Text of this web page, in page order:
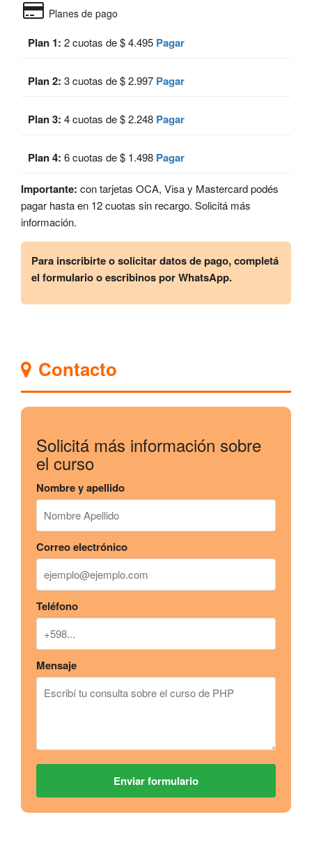
Planes de pago
Plan 1: 2 cuotas de $ 4.495 Pagar
Plan 2: 3 cuotas de $ 2.997 Pagar
Plan 3: 4 cuotas de $ 2.248 Pagar
Plan 4: 6 cuotas de $ 1.498 Pagar
Importante: con tarjetas OCA, Visa y Mastercard podés
pagar hasta en 12 cuotas sin recargo. Solicitá más
información.
Para inscribirte o solicitar datos de pago, completá
el formulario o escribinos por WhatsApp.
Contacto
Solicitá más información sobre
el curso
Nombre y apellido
Correo electrónico
Teléfono
Mensaje
Enviar formulario